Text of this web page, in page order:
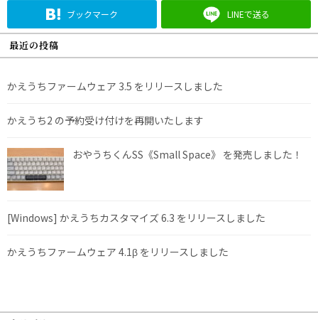
ブックマーク LINEで送る
最近の投稿
かえうちファームウェア 3.5 をリリースしました
かえうち2 の予約受け付けを再開いたします
おやうちくんSS《Small Space》 を発売しました！
[Windows] かえうちカスタマイズ 6.3 をリリースしました
かえうちファームウェア 4.1β をリリースしました